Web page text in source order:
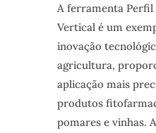
A ferramenta
Vertical é um
inovação
agricultura,
aplicação mais
produtos
pomares e vinhas.